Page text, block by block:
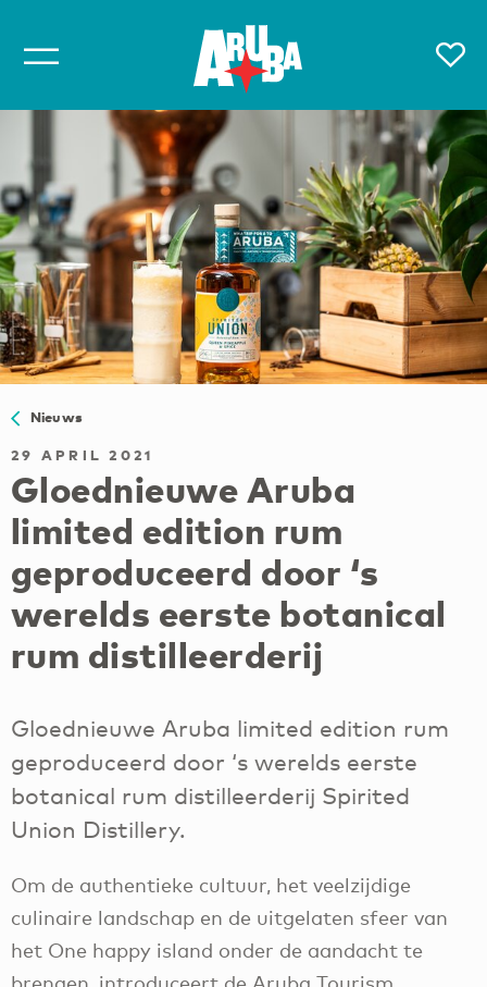
Nieuws
29 APRIL 2021
Gloednieuwe Aruba
limited edition rum
geproduceerd door ‘s
werelds eerste botanical
rum distilleerderij
Gloednieuwe Aruba limited edition rum
geproduceerd door ‘s werelds eerste
botanical rum distilleerderij Spirited
Union Distillery.
Om de authentieke cultuur, het veelzijdige
culinaire landschap en de uitgelaten sfeer van
het One happy island onder de aandacht te